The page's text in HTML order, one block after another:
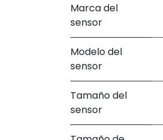
Marca del
sensor
Modelo del
sensor
Tamaño del
sensor